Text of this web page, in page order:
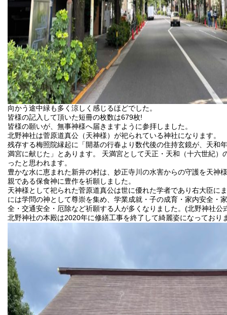
向かう途中緑も多く涼しく感じるほどでした。
皆様の記入して頂いた短冊の枚数は679枚!
皆様の願いが、無事神様へ届きますように参拝しました。
北野神社は菅原道真公（天神様）が祀られている神社になります。
残存する梅照院縁起に「開基の行春より数代後の住持玄鏡が、天和
満宮に献じた」とあります。 天満宮として天正・天和（十六世紀）
ったと思われます。
豊かな水に恵まれた新井の村は、妙正寺川の水害からの守護を天神
親である保食神に豊作を祈願しました。
天神様として祀られた菅原道真公は世に優れた学者であり右大臣に
には学問の神として尊崇を集め、学業成就・子の成育・家内安全・
全・交通安全・厄除など祈願する人が多くなりました。(北野神社公
北野神社の本殿は2020年に修繕工事を終了して綺麗姿になっており